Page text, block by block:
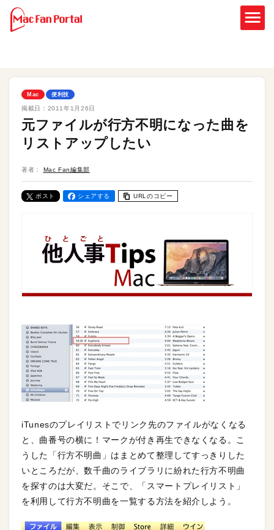
Mac 便利技
掲載日： 2011年1月26日
元ファイルが行方不明になった曲を
リストアップしたい
著者： Mac Fan編集部
ポスト シェアする URLのコピー
iTunesのプレイリストでリンク先のファイルがなくなる
と、曲番号の横に！マークが付き再生できなくなる。こ
うした「行方不明曲」はまとめて整理してすっきりした
いところだが、数千曲のライブラリに紛れた行方不明曲
を探すのは大変だ。そこで、「スマートプレイリスト」
を利用して行方不明曲を一覧する方法を紹介しよう。